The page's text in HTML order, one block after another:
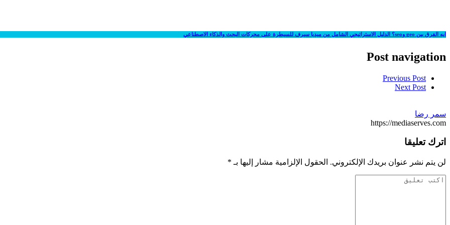
ايه الفرق بين geo وseo؟ الدليل الاستراتيجي الشامل من ميديا سيرف للسيطرة على محركات البحث والذكاء الاصطناعي
Post navigation
Previous Post
Next Post
سمر رضا
https://mediaserves.com
اترك تعليقا
لن يتم نشر عنوان بريدك الإلكتروني. الحقول الإلزامية مشار إليها بـ *